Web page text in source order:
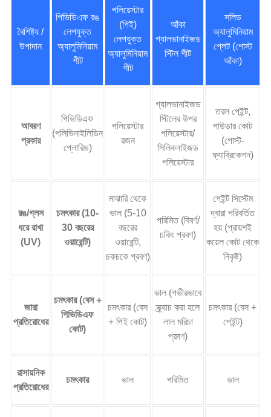
বৈশিষ্ট্য /
উপাদান
পিভিডিএফ রঙ
লেপযুক্ত
অ্যালুমিনিয়াম
শীট
পলিয়েস্টার
(পিই)
লেপযুক্ত
অ্যালুমিনিয়াম
শীট
আঁকা
গ্যালভানাইজড
স্টিল শীট
সলিড
অ্যালুমিনিয়াম
প্লেট (পোস্ট
আঁকা)
আবরণ
প্রকার
পিভিডিএফ
(পলিভিনাইলিডিন
প্লোরিড)
পলিয়েস্টার
রজন
গ্যালভানাইজড
স্টিলের উপর
পলিয়েস্টার/
সিলিকনাইজড
পলিয়েস্টার
তরল পেইন্ট,
পাউডার কোট
(পোস্ট-
ফ্যাব্রিকেশন)
রঙ/গ্লস
ধরে রাখা
(UV)
চমৎকার (10-
30 বছরের
ওয়ারেন্টি)
মাঝারি থেকে
ভাল (5-10
বছরের
ওয়ারেন্টি,
চকচকে প্রবণ)
পরিমিত (বিবর্ণ/
চকিং প্রবণ)
পেইন্ট সিস্টেম
দ্বারা পরিবর্তিত
হয় (প্রায়শই
কয়েল কোট থেকে
নিকৃষ্ট)
জারা
প্রতিরোধের
চমৎকার (বেস +
পিভিডিএফ
কোট)
চমৎকার (বেস
+ পিই কোট)
ভাল (গভীরভাবে
স্ক্র্যাচ করা হলে
লাল মরিচা
প্রবণ)
চমৎকার (বেস +
পেইন্ট)
রাসায়নিক
প্রতিরোধের
চমৎকার ভাল পরিমিত ভাল